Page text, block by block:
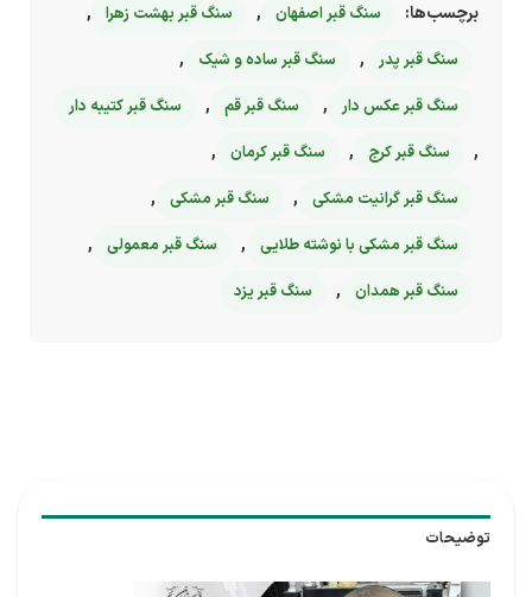
برچسب‌ها: سنگ قبر اصفهان , سنگ قبر بهشت زهرا ,
سنگ قبر پدر , سنگ قبر ساده و شیک ,
سنگ قبر عکس دار , سنگ قبر قم , سنگ قبر کتیبه دار
سنگ قبر کرج , سنگ قبر کرمان ,
سنگ قبر گرانیت مشکی , سنگ قبر مشکی ,
سنگ قبر مشکی با نوشته طلایی , سنگ قبر معمولی ,
سنگ قبر همدان , سنگ قبر یزد
توضیحات